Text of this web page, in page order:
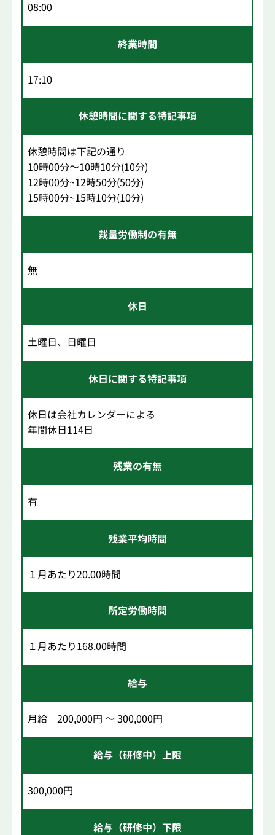
08:00
終業時間
17:10
休憩時間に関する特記事項
休憩時間は下記の通り
10時00分～10時10分(10分)
12時00分~12時50分(50分)
15時00分~15時10分(10分)
裁量労働制の有無
無
休日
土曜日、日曜日
休日に関する特記事項
休日は会社カレンダーによる
年間休日114日
残業の有無
有
残業平均時間
１月あたり20.00時間
所定労働時間
１月あたり168.00時間
給与
月給 200,000円 ～ 300,000円
給与（研修中）上限
300,000円
給与（研修中）下限